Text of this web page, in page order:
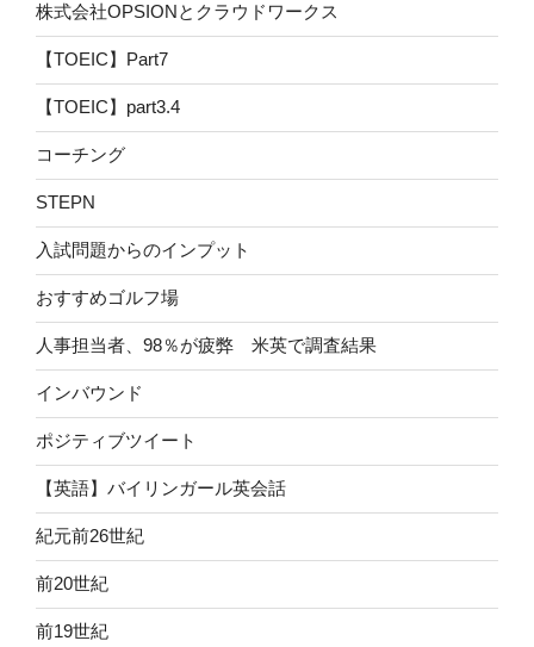
株式会社OPSIONとクラウドワークス
【TOEIC】Part7
【TOEIC】part3.4
コーチング
STEPN
入試問題からのインプット
おすすめゴルフ場
人事担当者、98％が疲弊 米英で調査結果
インバウンド
ポジティブツイート
【英語】バイリンガール英会話
紀元前26世紀
前20世紀
前19世紀